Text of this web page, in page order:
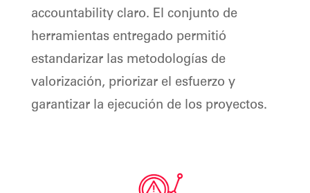
accountability claro. El conjunto de
herramientas entregado permitió
estandarizar las metodologías de
valorización, priorizar el esfuerzo y
garantizar la ejecución de los proyectos.